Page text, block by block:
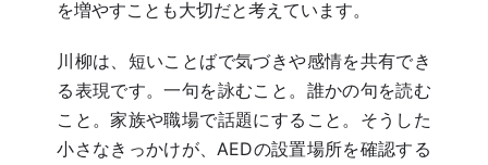
を増やすことも大切だと考えています。
川柳は、短いことばで気づきや感情を共有でき
る表現です。一句を詠むこと。誰かの句を読む
こと。家族や職場で話題にすること。そうした
小さなきっかけが、AEDの設置場所を確認する